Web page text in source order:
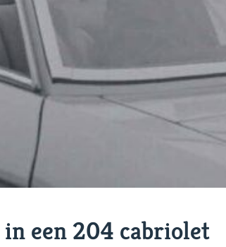
een 204 cabriolet